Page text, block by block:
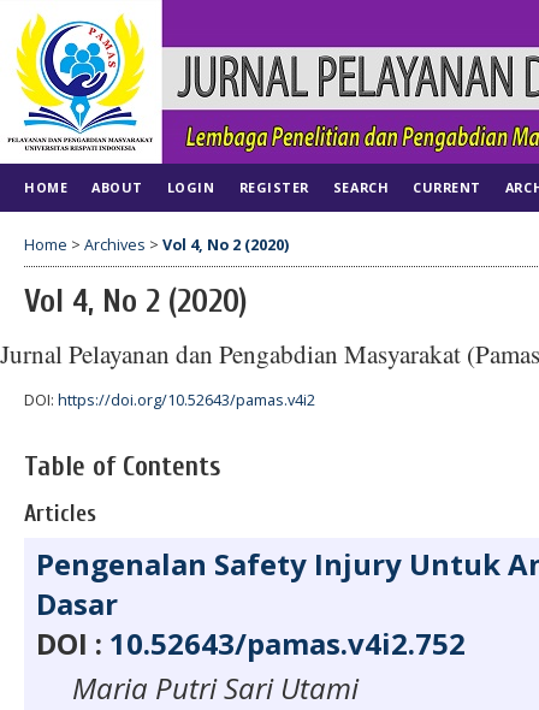
HOME ABOUT LOGIN REGISTER SEARCH CURRENT
Home > Archives > Vol 4, No 2 (2020)
Vol 4, No 2 (2020)
Jurnal Pelayanan dan Pengabdian Masyarakat
DOI: https://doi.org/10.52643/pamas.v4i2
Table of Contents
Articles
Pengenalan Safety Injury Untuk
Dasar
DOI : 10.52643/pamas.v4i2.752
Maria Putri Sari Utami